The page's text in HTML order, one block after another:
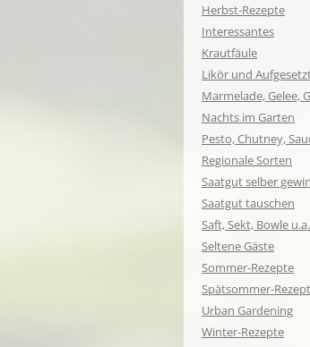
Herbst-Rezepte
Interessantes
Krautfäule
Likör und
Marmelade, Gelee,
Nachts im Garten
Pesto, Chutney,
Regionale Sorten
Saatgut selber
Saatgut tauschen
Saft, Sekt, Bowle u.a.
Seltene Gäste
Sommer-Rezepte
Spätsommer-
Urban Gardening
Winter-Rezepte